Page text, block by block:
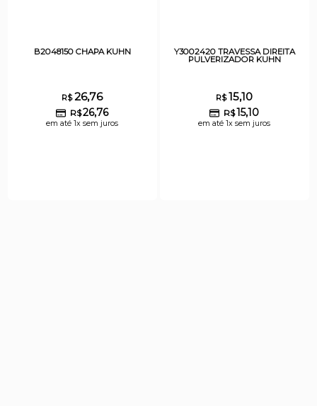
B2048150 CHAPA KUHN
R$26,76
R$26,76
em até 1x sem juros
Y3002420 TRAVESSA DIREITA
PULVERIZADOR KUHN
R$15,10
R$15,10
em até 1x sem juros